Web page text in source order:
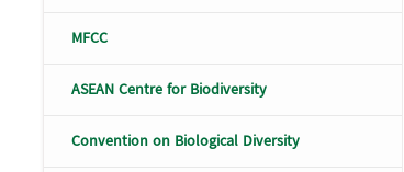
MFCC
ASEAN Centre for Biodiversity
Convention on Biological Diversity